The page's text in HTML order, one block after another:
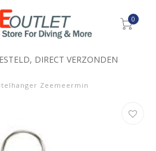
0
DIRECT VERZONDEN
Zeemeermin